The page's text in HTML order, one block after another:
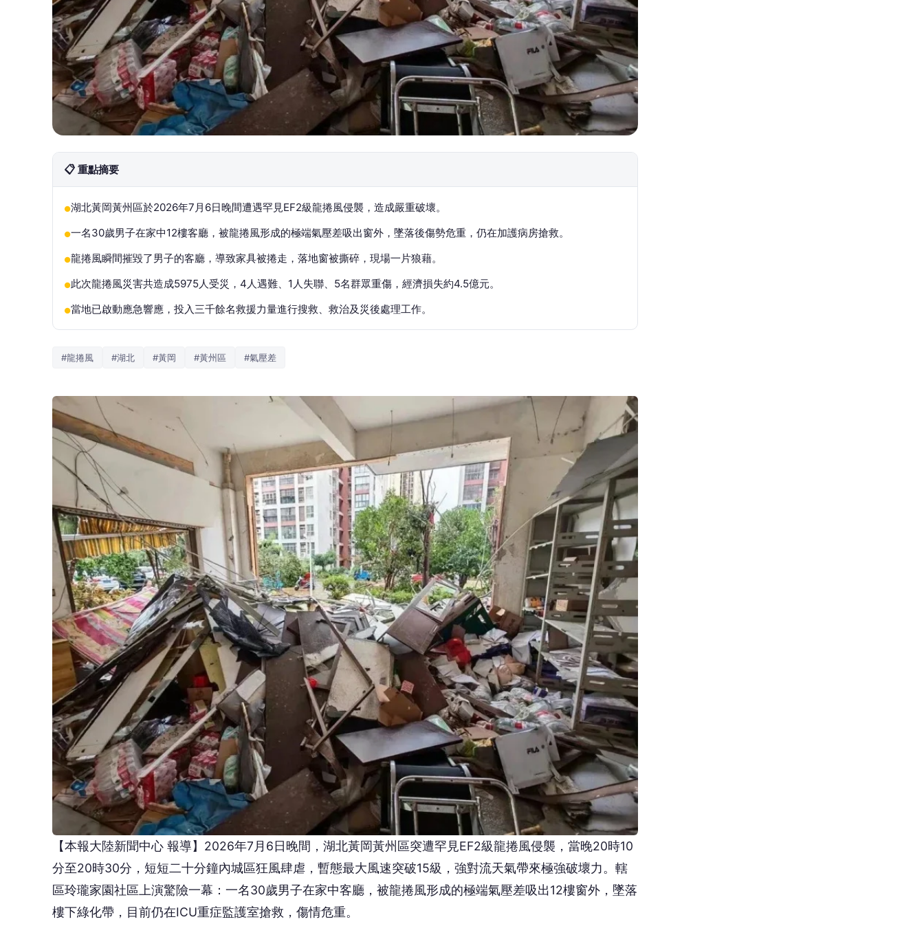
📋 重點摘要
●湖北黃岡黃州區於2026年7月6日晚間遭遇罕見EF2級龍捲風侵襲，造成嚴重破壞。
●一名30歲男子在家中12樓客廳，被龍捲風形成的極端氣壓差吸出窗外，墜落後傷勢危重，仍在加護病房搶救。
●龍捲風瞬間摧毀了男子的客廳，導致家具被捲走，落地窗被撕碎，現場一片狼藉。
●此次龍捲風災害共造成5975人受災，4人遇難、1人失聯、5名群眾重傷，經濟損失約4.5億元。
●當地已啟動應急響應，投入三千餘名救援力量進行搜救、救治及災後處理工作。
#龍捲風 #湖北 #黃岡 #黃州區 #氣壓差
【本報大陸新聞中心 報導】2026年7月6日晚間，湖北黃岡黃州區突遭罕見EF2級龍捲風侵襲，當晚20時10
分至20時30分，短短二十分鐘內城區狂風肆虐，暫態最大風速突破15級，強對流天氣帶來極強破壞力。轄
區玲瓏家園社區上演驚險一幕：一名30歲男子在家中客廳，被龍捲風形成的極端氣壓差吸出12樓窗外，墜落
樓下綠化帶，目前仍在ICU重症監護室搶救，傷情危重。